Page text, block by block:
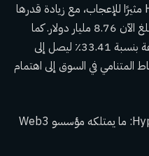
كان الأداء السوقي لشركة Hyperliquid مثيرًا للإعجاب، مع زيادة قدرها
21.87% في قيمتها السوقية، والتي تبلغ الآن 8.76 مليار دولار. كما
ارتفع حجم التداول على مدار 24 ساعة بنسبة 33.41٪ ليصل إلى
المتنامي في السوق إلى اهتمام
ذات صلة: Bitcoin وAI وHyperLiquid: ما يمتلكه مؤسسو Web3